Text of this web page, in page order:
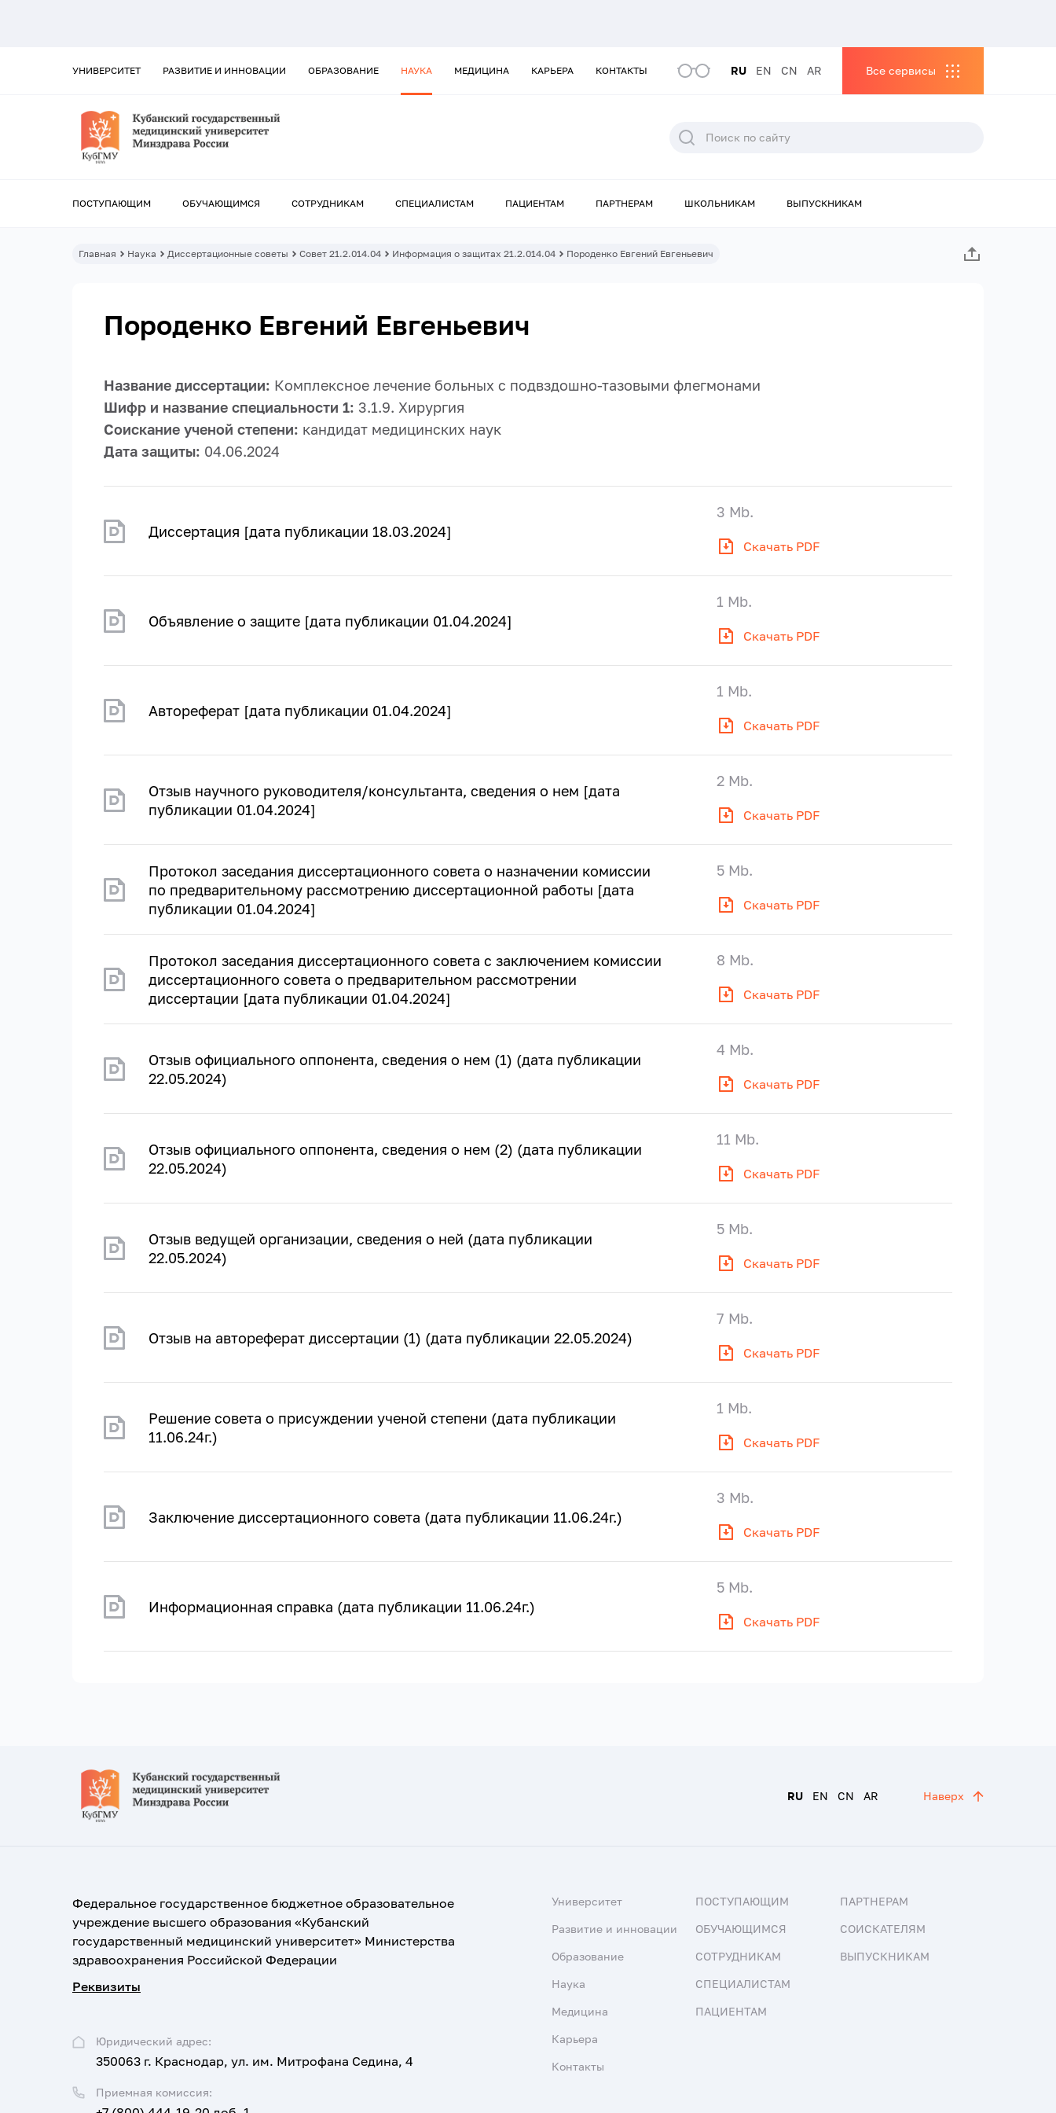
УНИВЕРСИТЕТ РАЗВИТИЕ И ИННОВАЦИИ ОБРАЗОВАНИЕ НАУКА МЕДИЦИНА КАРЬЕРА КОНТАКТЫ RU EN CN AR Все сервисы
ПОСТУПАЮЩИМ ОБУЧАЮЩИМСЯ СОТРУДНИКАМ СПЕЦИАЛИСТАМ ПАЦИЕНТАМ ПАРТНЕРАМ ШКОЛЬНИКАМ ВЫПУСКНИКАМ
Главная Наука Диссертационные советы Совет 21.2.014.04 Информация о защитах 21.2.014.04 Породенко Евгений Евгеньевич
Породенко Евгений Евгеньевич
Название диссертации: Комплексное лечение больных с подвздошно-тазовыми флегмонами
Шифр и название специальности 1: 3.1.9. Хирургия
Соискание ученой степени: кандидат медицинских наук
Дата защиты: 04.06.2024
Диссертация [дата публикации 18.03.2024]
Скачать PDF
3 Mb.
Объявление о защите [дата публикации 01.04.2024]
Скачать PDF
1 Mb.
Автореферат [дата публикации 01.04.2024]
Скачать PDF
1 Mb.
Отзыв научного руководителя/консультанта, сведения о нем [дата
публикации 01.04.2024]
Скачать PDF
2 Mb.
Протокол заседания диссертационного совета о назначении комиссии
по предварительному рассмотрению диссертационной работы [дата
публикации 01.04.2024]
Скачать PDF
5 Mb.
Протокол заседания диссертационного совета с заключением комиссии
диссертационного совета о предварительном рассмотрении
диссертации [дата публикации 01.04.2024]
Скачать PDF
8 Mb.
Отзыв официального оппонента, сведения о нем (1) (дата публикации
22.05.2024)
Скачать PDF
4 Mb.
Отзыв официального оппонента, сведения о нем (2) (дата публикации
22.05.2024)
Скачать PDF
11 Mb.
Отзыв ведущей организации, сведения о ней (дата публикации
22.05.2024)
Скачать PDF
5 Mb.
Отзыв на автореферат диссертации (1) (дата публикации 22.05.2024)
Скачать PDF
7 Mb.
Решение совета о присуждении ученой степени (дата публикации
11.06.24г.)
Скачать PDF
1 Mb.
Заключение диссертационного совета (дата публикации 11.06.24г.)
Скачать PDF
3 Mb.
Информационная справка (дата публикации 11.06.24г.)
Скачать PDF
5 Mb.
RU EN CN AR Наверх
Федеральное государственное бюджетное образовательное
учреждение высшего образования «Кубанский
государственный медицинский университет» Министерства
здравоохранения Российской Федерации
Реквизиты
Юридический адрес:
350063 г. Краснодар, ул. им. Митрофана Седина, 4
Приемная комиссия:
Университет
Развитие и инновации
Образование
Наука
Медицина
Карьера
Контакты
ПОСТУПАЮЩИМ
ОБУЧАЮЩИМСЯ
СОТРУДНИКАМ
СПЕЦИАЛИСТАМ
ПАЦИЕНТАМ
ПАРТНЕРАМ
СОИСКАТЕЛЯМ
ВЫПУСКНИКАМ